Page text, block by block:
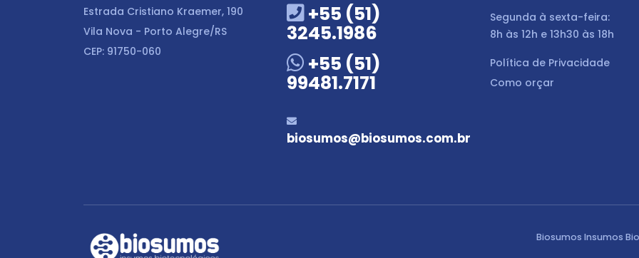
Estrada Cristiano Kraemer, 190
Vila Nova - Porto Alegre/RS
CEP: 91750-060
+55 (51)
3245.1986
+55 (51)
99481.7171
biosumos@biosumos.com.br
Segunda à sexta-feira:
8h às 12h e 13h30 às 18h
Política de Privacidade
Como orçar
Biosumos Insumos